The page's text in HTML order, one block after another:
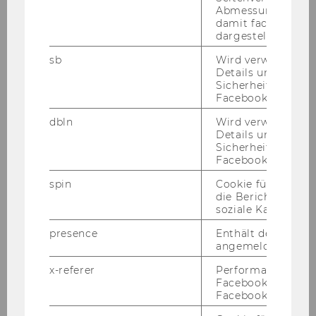
josef.schuch@wu.ac.at
+43-1-313 36 - 48 90
Univ.-Prof. Dr. Claus Staringer
Abmessungen
damit facebook
dargestellt
sb
Wird verwendet,
Details und
Facebook-Kontos
dbln
Wird verwendet,
Details und
Facebook-Kontos
spin
Cookie für
die
soziale
presence
Enthält den
angemeldeten
x-referer
Performance-
Facebook in
Facebook-Pixel